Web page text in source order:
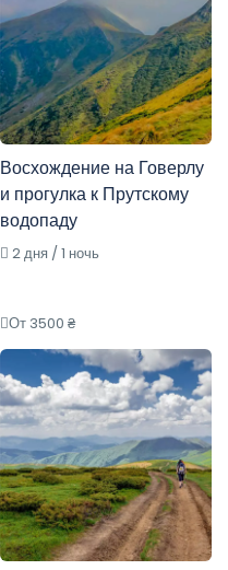
Восхождение на Говерлу
и прогулка к Прутскому
водопаду
2 дня / 1 ночь
От 3500 ₴